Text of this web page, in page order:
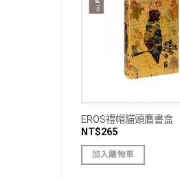
EROS禮帽貓頭鷹書盒
NT$265
加入購物車